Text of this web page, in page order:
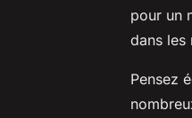
pour un
dans les
Pensez